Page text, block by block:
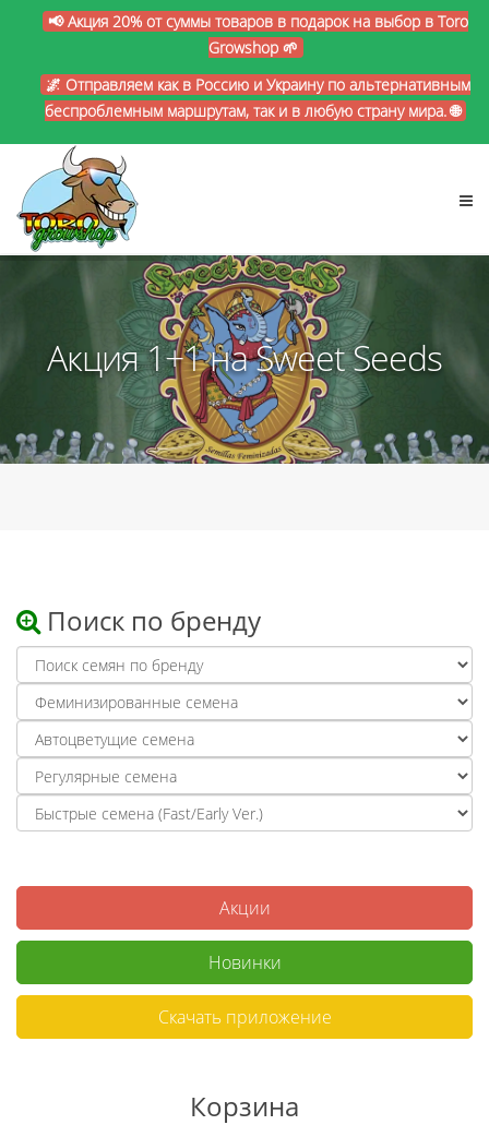
📢 Акция 20% от суммы товаров в подарок на выбор в Toro
Growshop 🌱
🌌 Отправляем как в Россию и Украину по альтернативным
беспроблемным маршрутам, так и в любую страну мира. 🌐
Акция 1+1 на Sweet Seeds
Поиск по бренду
Акции
Новинки
Скачать приложение
Корзина